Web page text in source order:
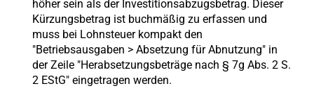
höher sein als der Investitionsabzugsbetrag. Dieser
Kürzungsbetrag ist buchmäßig zu erfassen und
muss bei Lohnsteuer kompakt den
"Betriebsausgaben > Absetzung für Abnutzung" in
der Zeile "Herabsetzungsbeträge nach § 7g Abs. 2 S.
2 EStG" eingetragen werden.